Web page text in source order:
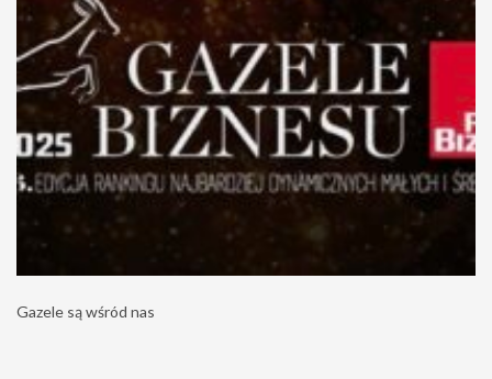
Gazele są wśród nas